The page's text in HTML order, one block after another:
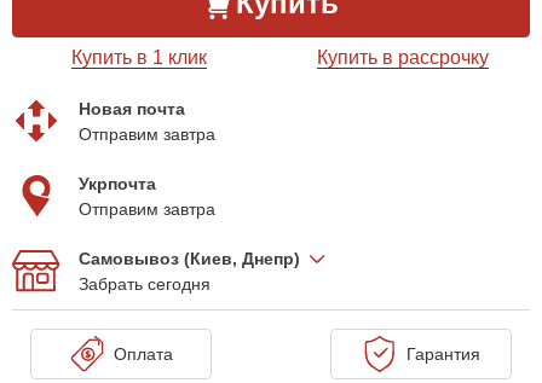
Купить в 1 клик Купить в рассрочку
Новая почта
Отправим завтра
Укрпочта
Отправим завтра
Самовывоз (Киев, Днепр)
Забрать сегодня
Оплата Гарантия